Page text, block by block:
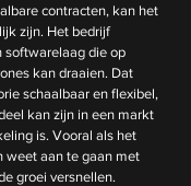
contracten, kan het
zijn. Het bedrijf
softwarelaag die op
kan draaien. Dat
schaalbaar en flexibel,
kan zijn in een markt
is. Vooral als het
weet aan te gaan met
groei versnellen.